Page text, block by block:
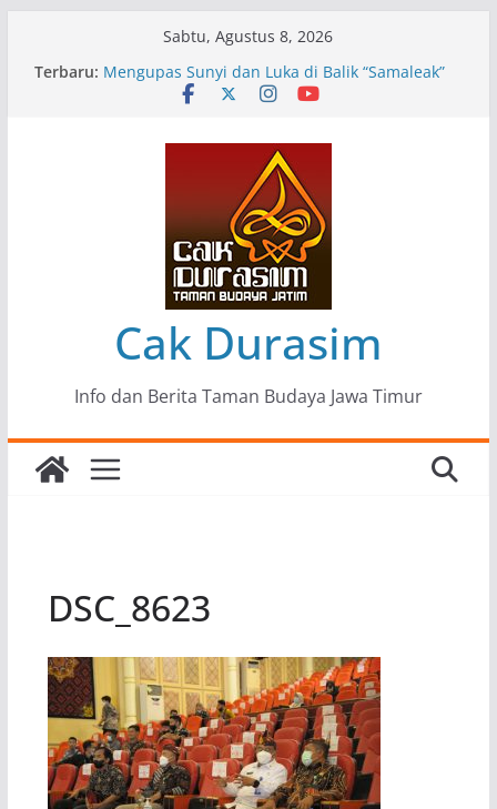
Sabtu, Agustus 8, 2026
Terbaru: Pameran Lukisan Komunitas Patria Seni Rupa
Kota Blitar : Ketika “Bergerak” Menjadi Mantra
Mengupas Sunyi dan Luka di Balik “Samaleak”
Menjaga Marwah Seni dan Budaya: Catatan
Kunjungan Kerja Ir. Bambang Haryo Soekartono
(BHS) Anggota DPR RI ke Taman Budaya Jawa
Pameran Tunggal 35 Karya Agus Koecink
“Tumbang Tambang”, Ungkapan Kritis Tentang
Derita Pekerja Pertambangan
Cak Durasim
Info dan Berita Taman Budaya Jawa Timur
DSC_8623